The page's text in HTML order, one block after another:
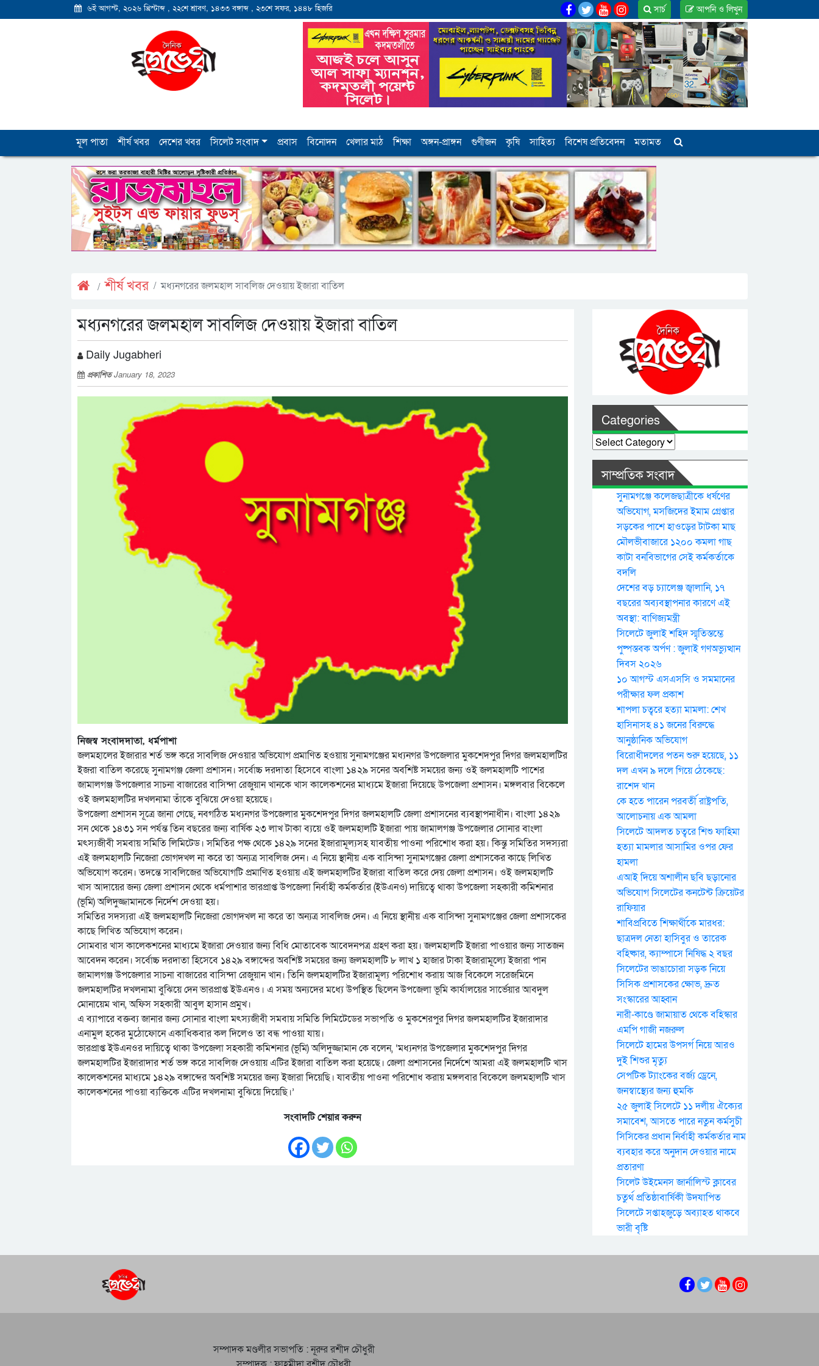
৬ই আগস্ট, ২০২৬ খ্রিস্টাব্দ , ২২শে শ্রাবণ, ১৪৩৩ বঙ্গাব্দ , ২৩শে সফর, ১৪৪৮ হিজরি আপনি ও লিখুন
সার্চ
মূল পাতা শীর্ষ খবর দেশের খবর সিলেট সংবাদ প্রবাস বিনোদন খেলার মাঠ শিক্ষা অঙ্গন-প্রাঙ্গন গুণীজন কৃষি সাহিত্য বিশেষ প্রতিবেদন মতামত
শীর্ষ খবর মধ্যনগরের জলমহাল সাবলিজ দেওয়ায় ইজারা বাতিল
মধ্যনগরের জলমহাল সাবলিজ দেওয়ায় ইজারা বাতিল
Daily Jugabheri
প্রকাশিতJanuary 18, 2023
নিজস্ব সংবাদদাতা, ধর্মপাশা
জলমহালের ইজারার শর্ত ভঙ্গ করে সাবলিজ দেওয়ার অভিযোগ প্রমাণিত হওয়ায় সুনামগঞ্জের মধ্যনগর উপজেলার মুকশেদপুর দিগর জলমহালটির
ইজরা বাতিল করেছে সুনামগঞ্জ জেলা প্রশাসন। সর্বোচ্চ দরদাতা হিসেবে বাংলা ১৪২৯ সনের অবশিষ্ট সময়ের জন্য ওই জলমহালটি পাশের
জামালগঞ্জ উপজেলার সাচনা বাজারের বাসিন্দা রেজুয়ান খানকে খাস কালেকশনের মাধ্যমে ইজারা দিয়েছে উপজেলা প্রশাসন। মঙ্গলবার বিকেলে
ওই জলমহালটির দখলনামা তাঁকে বুঝিয়ে দেওয়া হয়েছে।
উপজেলা প্রশাসন সূত্রে জানা গেছে, নবগঠিত মধ্যনগর উপজেলার মুকশেদপুর দিগর জলমহালটি জেলা প্রশাসনের ব্যবস্থাপনাধীন। বাংলা ১৪২৯
সন থেকে ১৪৩১ সন পর্যন্ত তিন বছরের জন্য বার্ষিক ২৩ লাখ টাকা ব্যয়ে ওই জলমহালটি ইজারা পায় জামালগঞ্জ উপজেলার সোনার বাংলা
মৎস্যজীবী সমবায় সমিতি লিমিটেড। সমিতির পক্ষ থেকে ১৪২৯ সনের ইজারামূল্যসহ যাবতীয় পাওনা পরিশোধ করা হয়। কিন্তু সমিতির সদস্যরা
এই জলমহালটি নিজেরা ভোগদখল না করে তা অন্যত্র সাবলিজ দেন। এ নিয়ে স্থানীয় এক বাসিন্দা সুনামগঞ্জের জেলা প্রশাসকের কাছে লিখিত
অভিযোগ করেন। তদন্তে সাবলিজের অভিযোগটি প্রমাণিত হওয়ায় এই জলমহালটির ইজারা বাতিল করে দেয় জেলা প্রশাসন। ওই জলমহালটি
খাস আদায়ের জন্য জেলা প্রশাসন থেকে ধর্মপাশার ভারপ্রাপ্ত উপজেলা নির্বাহী কর্মকর্তার (ইউএনও) দায়িত্বে থাকা উপজেলা সহকারী কমিশনার
(ভূমি) অলিদুজ্জামানকে নির্দেশ দেওয়া হয়।
সমিতির সদস্যরা এই জলমহালটি নিজেরা ভোগদখল না করে তা অন্যত্র সাবলিজ দেন। এ নিয়ে স্থানীয় এক বাসিন্দা সুনামগঞ্জের জেলা প্রশাসকের
কাছে লিখিত অভিযোগ করেন।
সোমবার খাস কালেকশনের মাধ্যমে ইজারা দেওয়ার জন্য বিধি মোতাবেক আবেদনপত্র গ্রহণ করা হয়। জলমহালটি ইজারা পাওয়ার জন্য সাতজন
আবেদন করেন। সর্বোচ্চ দরদাতা হিসেবে ১৪২৯ বঙ্গাব্দের অবশিষ্ট সময়ের জন্য জলমহালটি ৮ লাখ ১ হাজার টাকা ইজারামূল্যে ইজারা পান
জামালগঞ্জ উপজেলার সাচনা বাজারের বাসিন্দা রেজুয়ান খান। তিনি জলমহালটির ইজারামূল্য পরিশোধ করায় আজ বিকেলে সরেজমিনে
জলমহালটির দখলনামা বুঝিয়ে দেন ভারপ্রাপ্ত ইউএনও। এ সময় অন্যদের মধ্যে উপস্থিত ছিলেন উপজেলা ভূমি কার্যালয়ের সার্ভেয়ার আবদুল
মোনায়েম খান, অফিস সহকারী আবুল হাসান প্রমুখ।
এ ব্যাপারে বক্তব্য জানার জন্য সোনার বাংলা মৎস্যজীবী সমবায় সমিতি লিমিটেডের সভাপতি ও মুকশেরপুর দিগর জলমহালটির ইজারাদার
এনামুল হকের মুঠোফোনে একাধিকবার কল দিলেও তা বন্ধ পাওয়া যায়।
ভারপ্রাপ্ত ইউএনওর দায়িত্বে থাকা উপজেলা সহকারী কমিশনার (ভূমি) অলিদুজ্জামান কে বলেন, ‘মধ্যনগর উপজেলার মুকশেদপুর দিগর
জলমহালটির ইজারাদার শর্ত ভঙ্গ করে সাবলিজ দেওয়ায় এটির ইজারা বাতিল করা হয়েছে। জেলা প্রশাসনের নির্দেশে আমরা এই জলমহালটি খাস
কালেকশনের মাধ্যমে ১৪২৯ বঙ্গাব্দের অবশিষ্ট সময়ের জন্য ইজারা দিয়েছি। যাবতীয় পাওনা পরিশোধ করায় মঙ্গলবার বিকেলে জলমহালটি খাস
কালেকশনের পাওয়া ব্যক্তিকে এটির দখলনামা বুঝিয়ে দিয়েছি।’
সংবাদটি শেয়ার করুন
Categories
Categories
সাম্প্রতিক সংবাদ
সুনামগঞ্জে কলেজছাত্রীকে ধর্ষণের
অভিযোগ, মসজিদের ইমাম গ্রেপ্তার
সড়কের পাশে হাওড়ের টাটকা মাছ
মৌলভীবাজারে ১২০০ কমলা গাছ
কাটা বনবিভাগের সেই কর্মকর্তাকে
বদলি
দেশের বড় চ্যালেঞ্জ জ্বালানি, ১৭
বছরের অব্যবস্থাপনার কারণে এই
অবস্থা: বাণিজ্যমন্ত্রী
সিলেটে জুলাই শহিদ স্মৃতিস্তম্ভে
পুষ্পস্তবক অর্পণ : জুলাই গণঅভ্যুত্থান
দিবস ২০২৬
১০ আগস্ট এসএসসি ও সমমানের
পরীক্ষার ফল প্রকাশ
শাপলা চত্বরে হত্যা মামলা: শেখ
হাসিনাসহ ৪১ জনের বিরুদ্ধে
আনুষ্ঠানিক অভিযোগ
বিরোধীদলের পতন শুরু হয়েছে, ১১
দল এখন ৯ দলে গিয়ে ঠেকেছে:
রাশেদ খান
কে হতে পারেন পরবর্তী রাষ্ট্রপতি,
আলোচনায় এক আমলা
সিলেটে আদলত চত্বরে শিশু ফাহিমা
হত্যা মামলার আসামির ওপর ফের
হামলা
এআই দিয়ে অশালীন ছবি ছড়ানোর
অভিযোগ সিলেটের কনটেন্ট ক্রিয়েটর
রাফিয়ার
শাবিপ্রবিতে শিক্ষার্থীকে মারধর:
ছাত্রদল নেতা হাসিবুর ও তারেক
বহিষ্কার, ক্যাম্পাসে নিষিদ্ধ ২ বছর
সিলেটের ভাঙাচোরা সড়ক নিয়ে
সিসিক প্রশাসকের ক্ষোভ, দ্রুত
সংস্কারের আহ্বান
নারী-কাণ্ডে জামায়াত থেকে বহিস্কার
এমপি গাজী নজরুল
সিলেটে হামের উপসর্গ নিয়ে আরও
দুই শিশুর মৃত্যু
সেপটিক ট্যাংকের বর্জ্য ড্রেনে,
জনস্বাস্থ্যের জন্য হুমকি
২৫ জুলাই সিলেটে ১১ দলীয় ঐক্যের
সমাবেশ, আসতে পারে নতুন কর্মসুচী
সিসিকের প্রধান নির্বাহী কর্মকর্তার নাম
ব্যবহার করে অনুদান দেওয়ার নামে
প্রতারণা
সিলেট উইমেনস জার্নালিস্ট ক্লাবের
চতুর্থ প্রতিষ্ঠাবার্ষিকী উদযাপিত
সিলেটে সপ্তাহজুড়ে অব্যাহত থাকবে
ভারী বৃষ্টি
সম্পাদক মণ্ডলীর সভাপতি : নূরুর রশীদ চৌধুরী